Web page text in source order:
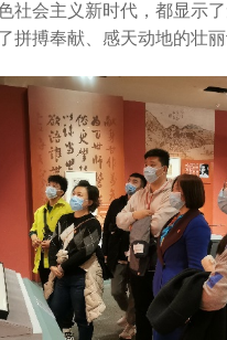
社会主义新时代，都显示
拼搏奉献、感天动地的壮丽